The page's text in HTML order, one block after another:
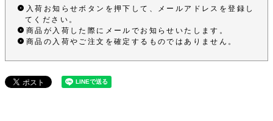
入荷お知らせボタンを押下して、メールアドレスを登録し
てください。
商品が入荷した際にメールでお知らせいたします。
商品の入荷やご注文を確定するものではありません。